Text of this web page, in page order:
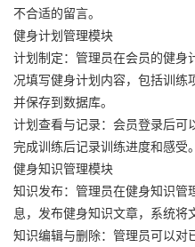
不合适的留言。
健身计划管理模块
计划制定：管理员在会员的健身
况填写健身计划内容，包括训练
并保存到数据库。
计划查看与记录：会员登录后可
完成训练后记录训练进度和感受。
健身知识管理模块
知识发布：管理员在健身知识管
息，发布健身知识文章，系统将
知识编辑与删除：管理员可以对